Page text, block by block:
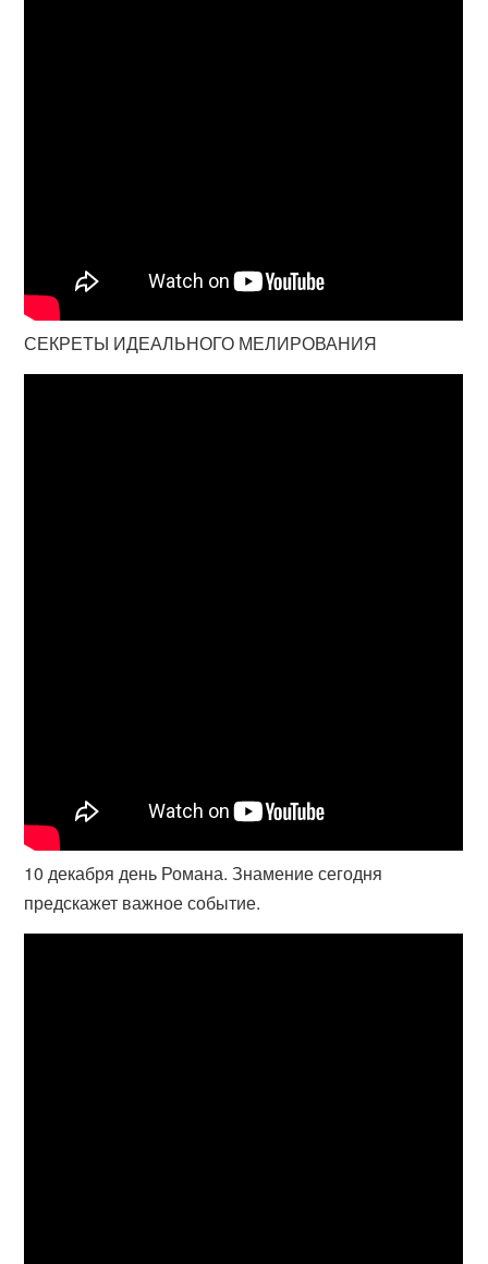
СЕКРЕТЫ ИДЕАЛЬНОГО МЕЛИРОВАНИЯ
10 декабря день Романа. Знамение сегодня
предскажет важное событие.